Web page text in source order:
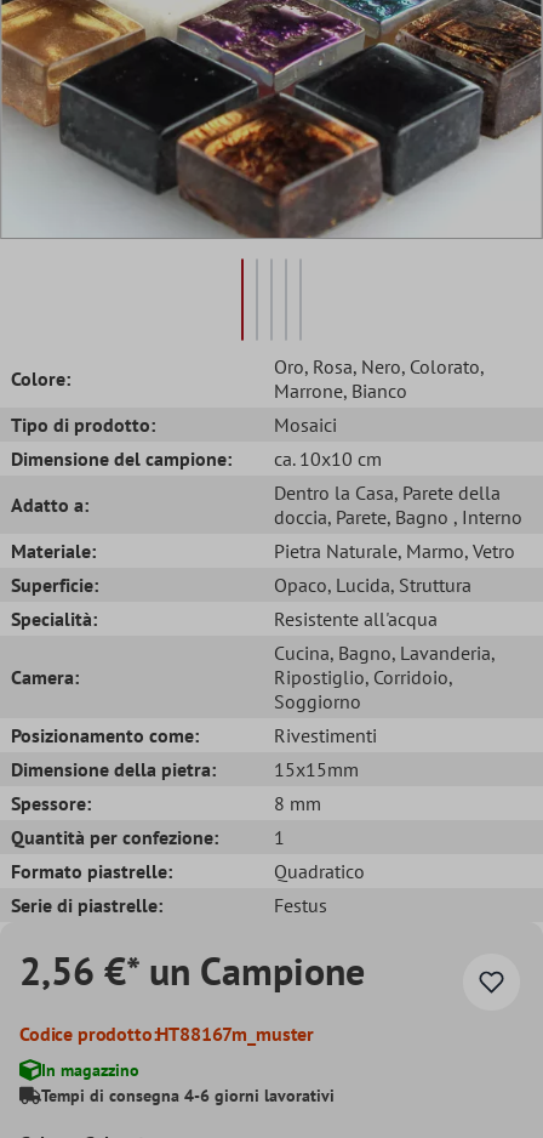
Colore: Oro, Rosa, Nero, Colorato,
Marrone, Bianco
Tipo di prodotto:
Mosaici
Dimensione del campione:
ca. 10x10 cm
Adatto a:
Dentro la Casa, Parete della
doccia, Parete, Bagno , Interno
Materiale:
Pietra Naturale, Marmo, Vetro
Superficie:
Opaco, Lucida, Struttura
Specialità:
Resistente all'acqua
Camera:
Cucina, Bagno, Lavanderia,
Ripostiglio, Corridoio,
Soggiorno
Posizionamento come:
Rivestimenti
Dimensione della pietra:
15x15mm
Spessore:
8 mm
Quantità per confezione:
1
Formato piastrelle:
Quadratico
Serie di piastrelle:
Festus
2,56 €* un Campione
Codice prodotto:HT88167m_muster
In magazzino
Tempi di consegna 4-6 giorni lavorativi